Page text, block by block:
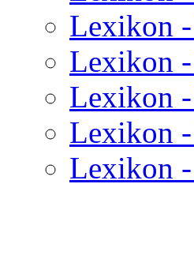
Lexikon
Lexikon
Lexikon
Lexikon
Lexikon